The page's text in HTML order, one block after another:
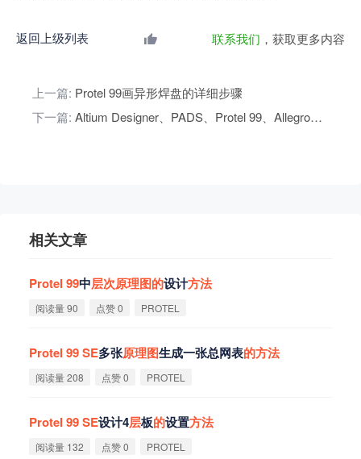
返回上级列表 联系我们 ，获取更多内容
上一篇: Protel 99画异形焊盘的详细步骤
下一篇:
Altium Designer、PADS、Protel 99、Allegro四款PCB设计软件对比
相关文章
Protel 99中层次原理图的设计方法
阅读量 90 点赞 0 PROTEL
Protel 99SE多张原理图生成一张总网表的方法
阅读量 208 点赞 0 PROTEL
Protel 99SE设计4层板的设置方法
阅读量 132 点赞 0 PROTEL